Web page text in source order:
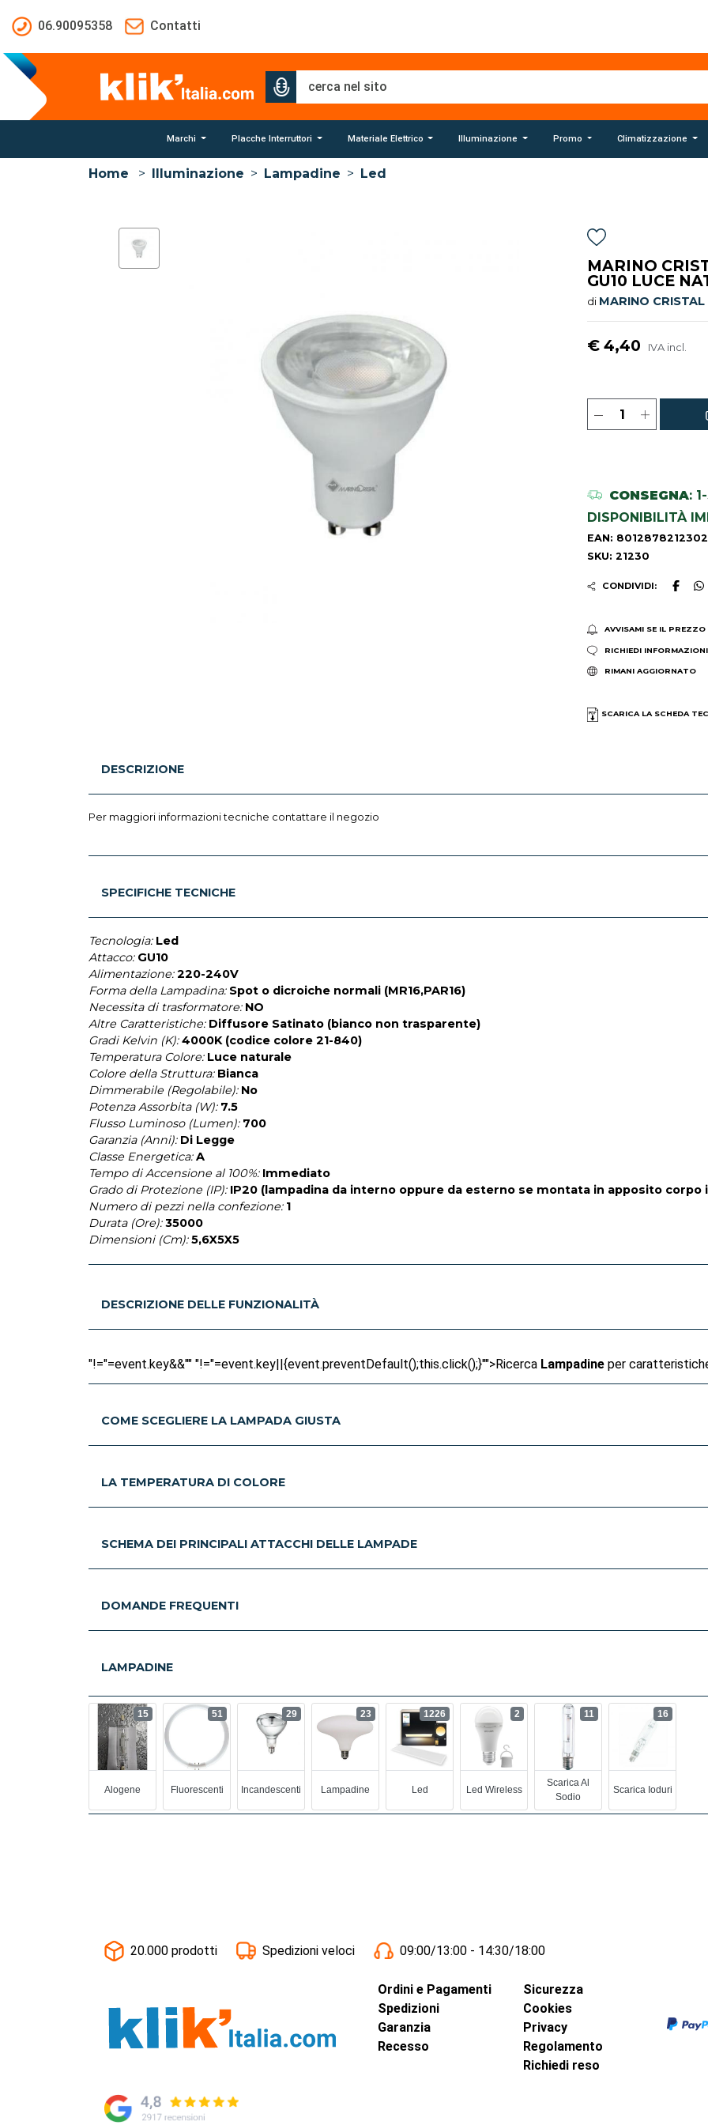
06.90095358
Contatti
Marchi Placche Interruttori Materiale Elettrico Illuminazione Promo Climatizzazione
Home > Illuminazione > Lampadine > Led
MARINO
GU10 LUCE
di MARINO CRISTAL
€ 4,40 IVA incl.
CONSEGNA:
DISPONIBILITÀ
EAN: 8012878212302
SKU: 21230
CONDIVIDI:
AVVISAMI SE IL PREZZO
RICHIEDI INFORMAZIONI
RIMANI AGGIORNATO
SCARICA LA SCHEDA
DESCRIZIONE
Per maggiori informazioni tecniche contattare il negozio
SPECIFICHE TECNICHE
Tecnologia: Led
Attacco: GU10
Alimentazione: 220-240V
Forma della Lampadina: Spot o dicroiche normali (MR16,PAR16)
Necessita di trasformatore: NO
Altre Caratteristiche: Diffusore Satinato (bianco non trasparente)
Gradi Kelvin (K): 4000K (codice colore 21-840)
Temperatura Colore: Luce naturale
Colore della Struttura: Bianca
Dimmerabile (Regolabile): No
Potenza Assorbita (W): 7.5
Flusso Luminoso (Lumen): 700
Garanzia (Anni): Di Legge
Classe Energetica: A
Tempo di Accensione al 100%: Immediato
Grado di Protezione (IP): IP20 (lampadina da interno oppure da esterno se montata in apposito corpo
Numero di pezzi nella confezione: 1
Durata (Ore): 35000
Dimensioni (Cm): 5,6X5X5
DESCRIZIONE DELLE FUNZIONALITÀ
"!="=event.key&&"" "!="=event.key||{event.preventDefault();this.click();}"">Ricerca Lampadine per
COME SCEGLIERE LA LAMPADA GIUSTA
LA TEMPERATURA DI COLORE
SCHEMA DEI PRINCIPALI ATTACCHI DELLE LAMPADE
DOMANDE FREQUENTI
LAMPADINE
Alogene
15
Fluorescenti
51
Incandescenti
29
Lampadine
23
Led
1226
Led Wireless
2
Scarica Al
Sodio
11
Scarica Ioduri
16
20.000 prodotti Spedizioni veloci 09:00/13:00 - 14:30/18:00
Ordini e Pagamenti
Spedizioni
Garanzia
Recesso
Sicurezza
Cookies
Privacy
Regolamento
Richiedi reso